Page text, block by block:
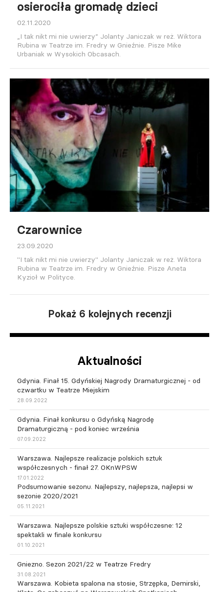
osierociła gromadę dzieci
02.11.2020
„I tak nikt mi nie uwierzy” Jolanty Janiczak w reż. Wiktora
Rubina w Teatrze im. Fredry w Gnieźnie. Pisze Mike
Urbaniak w Wysokich Obcasach.
Czarownice
23.09.2020
"I tak nikt mi nie uwierzy" Jolanty Janiczak w reż. Wiktora
Rubina w Teatrze im. Fredry w Gnieźnie. Pisze Aneta
Kyzioł w Polityce.
Pokaż 6 kolejnych recenzji
Aktualności
Gdynia. Finał 15. Gdyńskiej Nagrody Dramaturgicznej - od
czwartku w Teatrze Miejskim
28.09.2022
Gdynia. Finał konkursu o Gdyńską Nagrodę
Dramaturgiczną - pod koniec września
07.09.2022
Warszawa. Najlepsze realizacje polskich sztuk
współczesnych - finał 27. OKnWPSW
17.01.2022
Podsumowanie sezonu. Najlepszy, najlepsza, najlepsi w
sezonie 2020/2021
05.11.2021
Warszawa. Najlepsze polskie sztuki współczesne: 12
spektakli w finale konkursu
01.10.2021
Gniezno. Sezon 2021/22 w Teatrze Fredry
31.08.2021
Warszawa. Kobieta spalona na stosie, Strzępka, Demirski,